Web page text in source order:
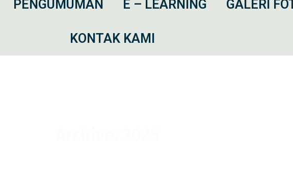
PENGUMUMAN E – LEARNING GALERI
KONTAK KAMI